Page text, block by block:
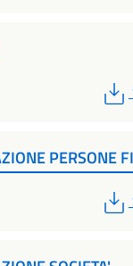
PERSONE